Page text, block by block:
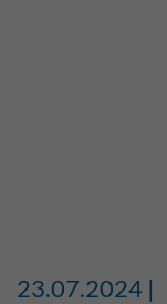
23.07.2024 |